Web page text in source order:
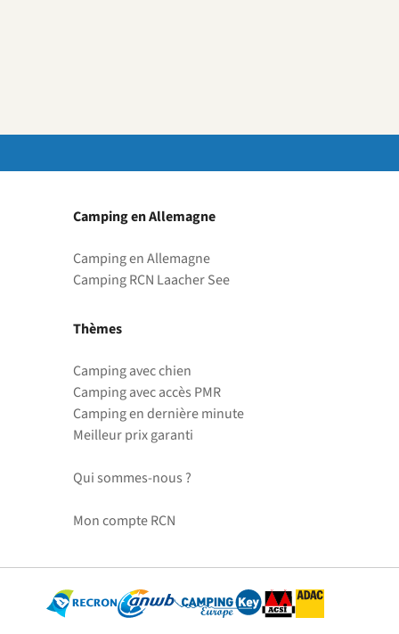
Camping en Allemagne
Camping en Allemagne
Camping RCN Laacher See
Thèmes
Camping avec chien
Camping avec accès PMR
Camping en dernière minute
Meilleur prix garanti
Qui sommes-nous ?
Mon compte RCN